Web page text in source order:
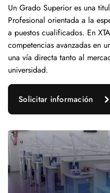
Un Grado Superior es una
Profesional orientada a la
a puestos cualificados. En
competencias avanzadas en
una vía directa tanto al
universidad.
Solicitar información